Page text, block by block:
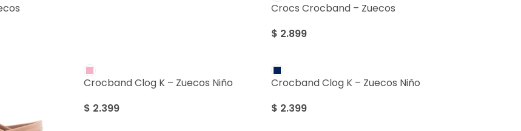
Crocs Crocband – Zuecos
$ 2.899
Crocband Clog K – Zuecos Niño
$ 2.399
Crocband Clog K – Zuecos Niño
$ 2.399